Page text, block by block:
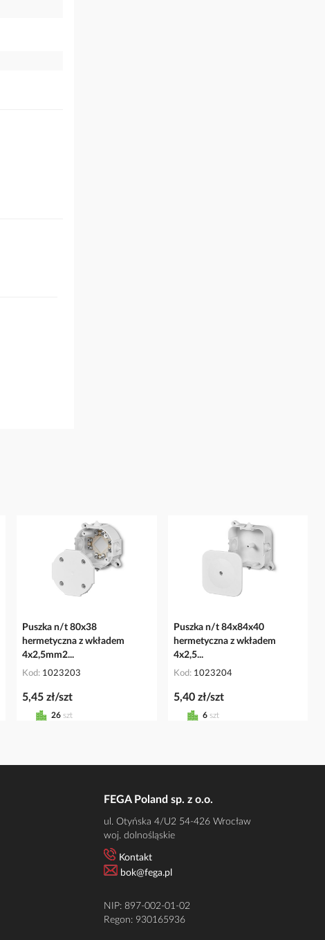
Puszka n/t 80x38
hermetyczna z wkładem
4x2,5mm2...
Kod 1023203
5,45 zł/szt
26 szt
Puszka n/t 84x84x40
hermetyczna z wkładem
4x2,5...
Kod 1023204
5,40 zł/szt
6 szt
FEGA Poland sp. z o.o.
ul. Otyńska 4/U2 54-426 Wrocław
woj. dolnośląskie
Kontakt
bok@fega.pl
NIP: 897-002-01-02
Regon: 930165936